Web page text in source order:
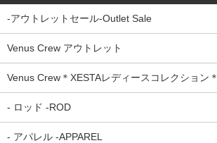
-アウトレットセール-Outlet Sale
Venus Crew アウトレット
Venus Crew＊XESTAレディースコレクション＊
- ロッド -ROD
- アパレル -APPAREL